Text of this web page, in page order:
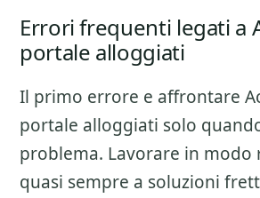
Errori frequenti legati a
portale alloggiati
Il primo errore e affrontare
portale alloggiati solo
problema. Lavorare in
quasi sempre a soluzioni